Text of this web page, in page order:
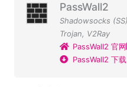
PassWall2
Shadowsocks (SS)
Trojan, V2Ray
PassWall2 官网
PassWall2 下载